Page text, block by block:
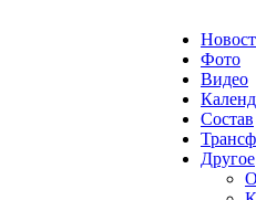
Фото
Видео
Состав
Другое